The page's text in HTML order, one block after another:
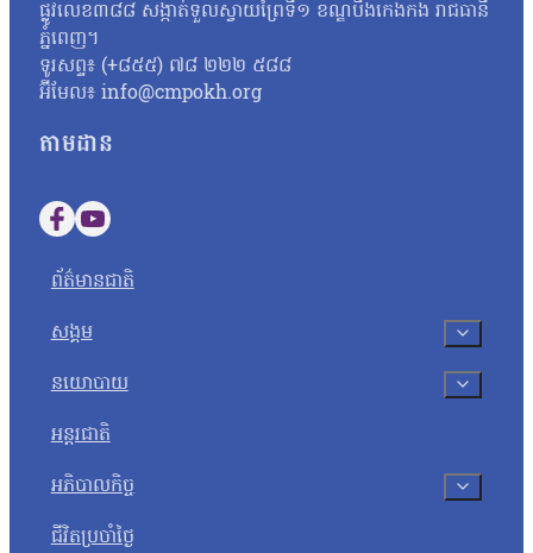
អ្នកស្រីថា៖ «ប្រសិនបើឃើញបែកធ្លាយវិញ្ញាសា ក្រសួងអប់រំក៏ដូចជាអង្
សូត្របានទេ គួរតែបញ្ជាក់វិញបញ្ជាក់ប្រាប់វិញថា អញ្ចេះអញ្ចោះវិញ
ប្រឡងសញ្ញាបត្រមធ្យមសិក្សាទុតិយភូមិ សម័យប្រឡង ២៨ សីហា ២០២
បេក្ខជនថ្នាក់វិទ្យាសាស្ត្រចំនួនជាង៤ម៉ឺននាក់ (៤០ ៦៧៨ នាក់) ស្ត្រី
ផ្លូវលេខ៣៨៨ សង្កាត់ទួលស្វាយព្រៃទី១ ខណ្ឌបឹងកេងកង រាជធានី
ភ្នំពេញ។
ទូរសព្ទ៖ (+៨៥៥) ៧៨ ២២២ ៥៨៨
អ៊ីមែល៖ info@cmpokh.org
តាមដាន
Follow us on Facebook
Follow us on YouTube
ព័ត៌មានជាតិ
សង្គម
នយោបាយ
អន្តរជាតិ
អភិបាលកិច្ច
ជីវិតប្រចាំថ្ងៃ